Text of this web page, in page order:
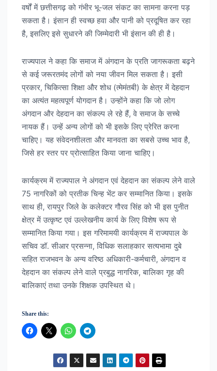
वर्षों में छत्तीसगढ़ को गंभीर भू-जल संकट का सामना करना पड़
सकता है। इंसान ही स्वच्छ हवा और पानी को प्रदूषित कर रहा
है, इसलिए इसे सुधारने की जिम्मेदारी भी इंसान की ही है।
राज्यपाल ने कहा कि समाज में अंगदान के प्रति जागरूकता बढ़ने
से कई जरूरतमंद लोगों को नया जीवन मिल सकता है। इसी
प्रकार, चिकित्सा शिक्षा और शोध (त्मेमंतबी) के क्षेत्र में देहदान
का अत्यंत महत्वपूर्ण योगदान है। उन्होंने कहा कि जो लोग
अंगदान और देहदान का संकल्प ले रहे हैं, वे समाज के सच्चे
नायक हैं। उन्हें अन्य लोगों को भी इसके लिए प्रेरित करना
चाहिए। यह संवेदनशीलता और मानवता का सबसे उच्च भाव है,
जिसे हर स्तर पर प्रोत्साहित किया जाना चाहिए।
कार्यक्रम में राज्यपाल ने अंगदान एवं देहदान का संकल्प लेने वाले
75 नागरिकों को प्रतीक चिन्ह भेंट कर सम्मानित किया। इसके
साथ ही, रायपुर जिले के कलेक्टर गौरव सिंह को भी इस पुनीत
क्षेत्र में उत्कृष्ट एवं उल्लेखनीय कार्य के लिए विशेष रूप से
सम्मानित किया गया। इस गरिमामयी कार्यक्रम में राज्यपाल के
सचिव डॉ. सीआर प्रसन्ना, विधिक सलाहकार सत्यभामा दुबे
सहित राजभवन के अन्य वरिष्ठ अधिकारी-कर्मचारी, अंगदान व
देहदान का संकल्प लेने वाले प्रबुद्ध नागरिक, बालिका गृह की
बालिकाएं तथा उनके शिक्षक उपस्थित थे।
Share this: